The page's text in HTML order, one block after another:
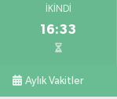
İKINDI
16:33
Aylık Vakitler